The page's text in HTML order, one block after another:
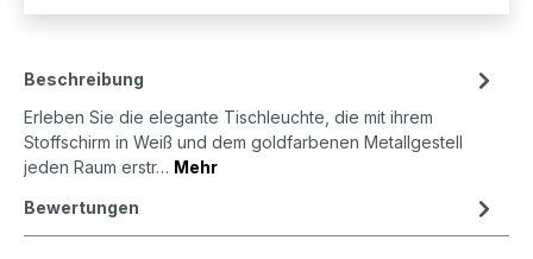
Beschreibung
Erleben Sie die elegante Tischleuchte, die mit ihrem
Stoffschirm in Weiß und dem goldfarbenen Metallgestell
jeden Raum erstr… Mehr
Bewertungen